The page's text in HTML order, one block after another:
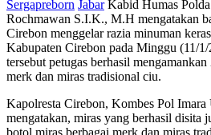
Sergapreborn JabarKabid Humas
Rochmawan S.I.K., M.H mengatakan
Cirebon menggelar razia minuman
Kabupaten Cirebon pada Minggu (11/
tersebut petugas berhasil
merk dan miras tradisional ciu.
Kapolresta Cirebon, Kombes Pol
mengatakan, miras yang berhasil disita
botol miras berbagai merk dan miras